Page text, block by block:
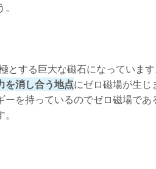
とする巨大な磁石になっています
を消し合う地点にゼロ磁場が生じ
ーを持っているのでゼロ磁場で